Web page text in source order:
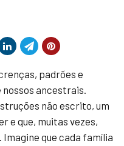
padrões e
nossos ancestrais.
não escrito, um
e que, muitas vezes,
que cada família